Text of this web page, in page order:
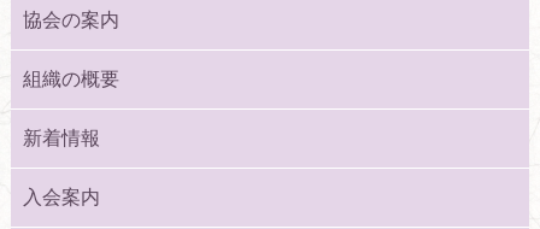
協会の案内
組織の概要
新着情報
入会案内